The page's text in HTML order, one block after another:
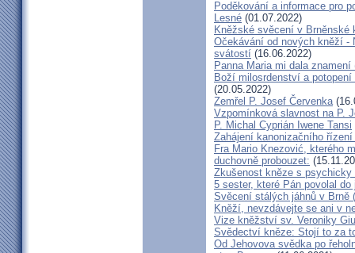
Poděkování a informace pro
Lesné (01.07.2022)
Kněžské svěcení v Brněnské
Očekávání od nových kněží -
svátostí (16.06.2022)
Panna Maria mi dala
Boží milosrdenství a
(20.05.2022)
Zemřel P. Josef Červenka
Vzpomínková slavnost na P.
P. Michal Cyprián Iwene Tansi
Zahájení kanonizačního
Fra Mario Knezović, kterého
duchovně probouzet:
Zkušenost kněze s psychicky
5 sester, které Pán povolal do
Svěcení stálých jáhnů v Brně
Kněží, nevzdávejte se ani v
Vize kněžství sv. Veroniky
Svědectví kněze: Stojí to za
Od Jehovova svědka po